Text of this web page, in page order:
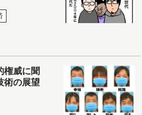
権威に聞
術の展望